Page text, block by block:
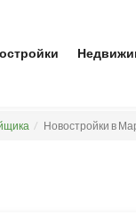
Новостройки в